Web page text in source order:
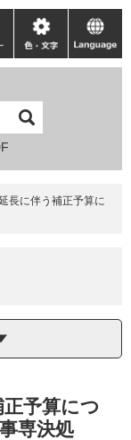
色・
文
language
長に伴う補正予算に
予算につ
専決処